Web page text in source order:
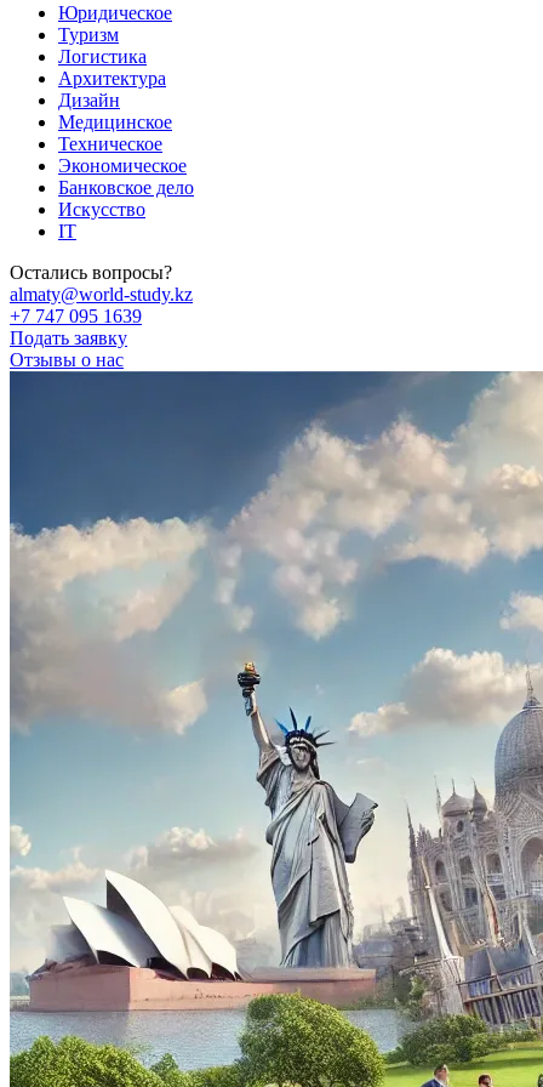
Юридическое
Туризм
Логистика
Архитектура
Дизайн
Медицинское
Техническое
Экономическое
Банковское дело
Искусство
IT
Остались вопросы?
almaty@world-study.kz
+7 747 095 1639
Подать заявку
Отзывы о нас